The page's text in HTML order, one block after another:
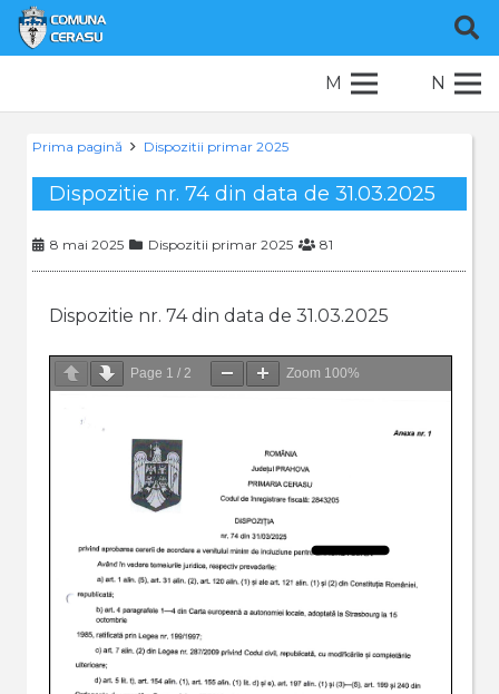
M N
Prima pagină Dispozitii primar 2025
Dispozitie nr. 74 din data de 31.03.2025
8 mai 2025 Dispozitii primar 2025 81
Dispozitie nr. 74 din data de 31.03.2025
Page 1 / 2 Zoom 100%